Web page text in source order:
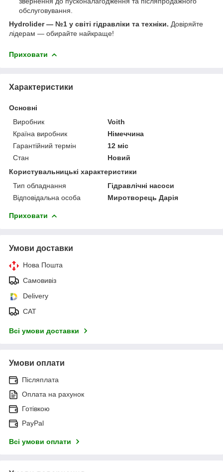
обслуговування.
Hydrolider — №1 у світі гідравліки та техніки. Довіряйте
лідерам — обирайте найкраще!
Приховати
Характеристики
Основні
Виробник
Voith
Країна виробник
Німеччина
Гарантійний термін
12 міс
Стан
Новий
Користувальницькі характеристики
Тип обладнання
Гідравлічні насоси
Відповідальна особа
Миротворець Дарія
Приховати
Умови доставки
Нова Пошта
Самовивіз
Delivery
САТ
Всі умови доставки
Умови оплати
Післяплата
Оплата на рахунок
Готівкою
PayPal
Всі умови оплати